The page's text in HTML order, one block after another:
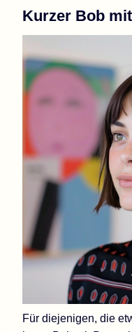
Kurzer Bob
Für diejenigen, die